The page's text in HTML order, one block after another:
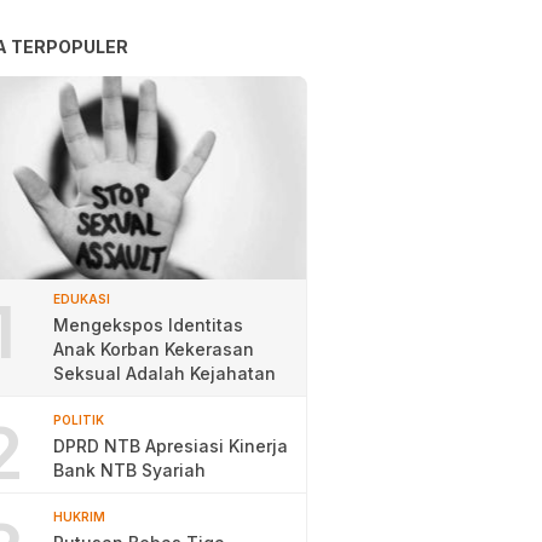
TERPOPULER
EDUKASI
Mengekspos Identitas
Anak Korban Kekerasan
Seksual Adalah Kejahatan
POLITIK
DPRD NTB Apresiasi Kinerja
Bank NTB Syariah
HUKRIM